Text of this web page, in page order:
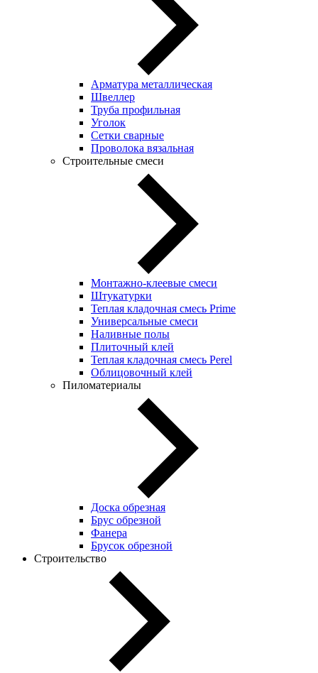
Арматура металлическая
Швеллер
Труба профильная
Уголок
Сетки сварные
Проволока вязальная
Строительные смеси
Монтажно-клеевые смеси
Штукатурки
Теплая кладочная смесь Prime
Универсальные смеси
Наливные полы
Плиточный клей
Теплая кладочная смесь Perel
Облицовочный клей
Пиломатериалы
Доска обрезная
Брус обрезной
Фанера
Брусок обрезной
Строительство